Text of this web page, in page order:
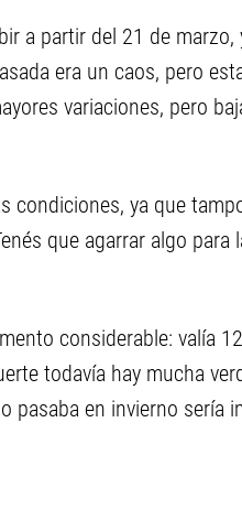
a partir del 21 de marzo,
era un caos, pero
variaciones, pero
condiciones, ya que
que agarrar algo para
considerable: valía
todavía hay mucha
pasaba en invierno sería